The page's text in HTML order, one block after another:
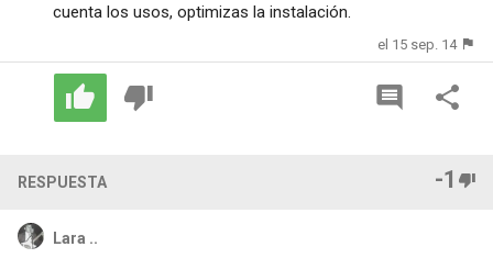
cuenta los usos, optimizas la instalación.
el 15 sep. 14
RESPUESTA -1
Lara ..